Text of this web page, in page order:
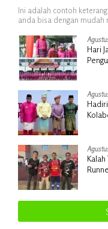
Ini adalah contoh
anda bisa dengan mudah
Hari